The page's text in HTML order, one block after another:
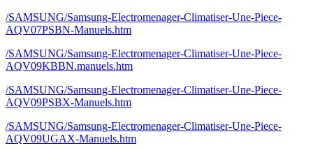
/SAMSUNG/Samsung-Electromenager-Climatiser-Une-Piece-
AQV07PSBN-Manuels.htm
/SAMSUNG/Samsung-Electromenager-Climatiser-Une-Piece-
AQV09KBBN.manuels.htm
/SAMSUNG/Samsung-Electromenager-Climatiser-Une-Piece-
AQV09PSBX-Manuels.htm
/SAMSUNG/Samsung-Electromenager-Climatiser-Une-Piece-
AQV09UGAX-Manuels.htm